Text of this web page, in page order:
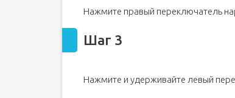
Нажмите правый переключатель
Шаг 3
Нажмите и удерживайте левый